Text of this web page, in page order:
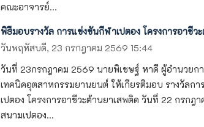
คณะอาจารย์...
พิธีมอบรางวัล การแข่งขันกีฬาเปตอง โครงการอาชีว
วันพฤหัสบดี, 23 กรกฎาคม 2569 15:44
วันที่ 23กรกฎาคม 2569 นายพิเชษฐ์ หาดี ผู้อำนวยก
เทคนิคอุตสาหกรรมยานยนต์ ให้เกียรติมอบ รางวัลก
เปตอง โครงการอาชีวะต้านยาเสพติด วันที่ 22 กรกฎ
สนามเปตอง...